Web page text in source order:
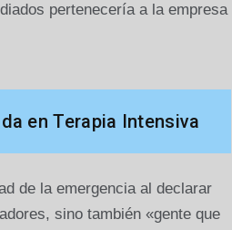
pertenecería a la empresa
en Terapia Intensiva
de la emergencia al declarar
sino también «gente que